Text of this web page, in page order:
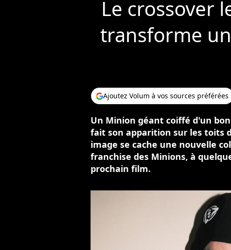
Le crossover
transforme
Ajoutez Volum à vos sources préférées
Un Minion géant coiffé d'un
fait son apparition sur les toits
image se cache une nouvelle
franchise des Minions, à
prochain film.